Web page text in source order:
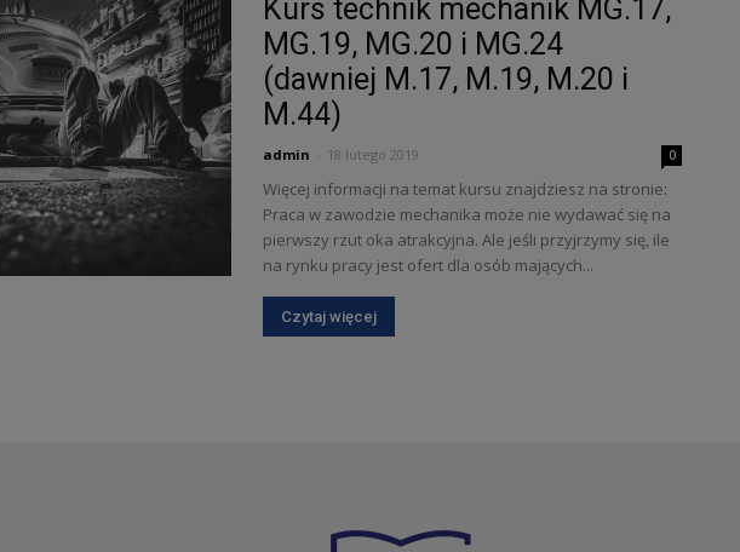
Kurs technik mechanik MG.17,
MG.19, MG.20 i MG.24
(dawniej M.17, M.19, M.20 i
M.44)
admin 18 lutego 2019 0
Więcej informacji na temat kursu znajdziesz na stronie:
Praca w zawodzie mechanika może nie wydawać się na
pierwszy rzut oka atrakcyjna. Ale jeśli przyjrzymy się, ile
na rynku pracy jest ofert dla osób mających...
Czytaj więcej